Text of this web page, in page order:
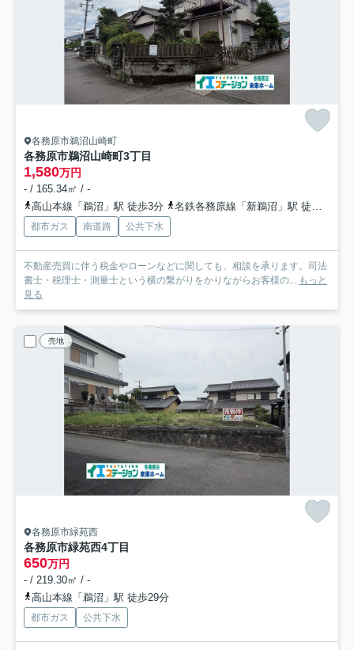
各務原市鵜沼山崎町
各務原市鵜沼山崎町3丁目
1,580万円
- / 165.34㎡ / -
高山本線「鵜沼」駅 徒歩3分
名鉄各務原線「新鵜沼」駅 徒歩5分
都市ガス 南道路 公共下水
不動産売買に伴う税金やローンなどに関しても、相談を承ります。司法
書士・税理士・測量士という横の繋がりをかりながらお客様の... もっと
見る
売地
各務原市緑苑西
各務原市緑苑西4丁目
650万円
- / 219.30㎡ / -
高山本線「鵜沼」駅 徒歩29分
都市ガス 公共下水